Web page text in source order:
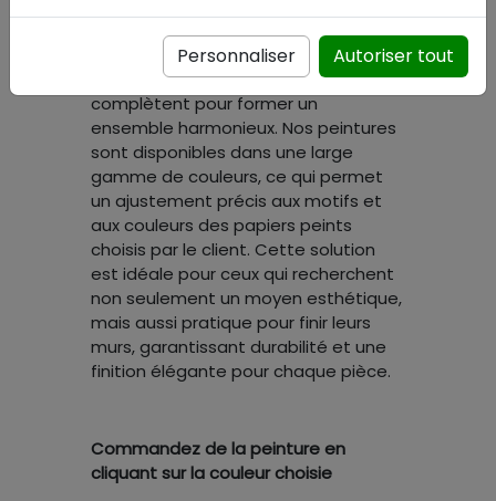
unique permet de créer un aspect
intérieur parfaitement cohérent, où la
peinture et le papier peint se
complètent pour former un
ensemble harmonieux. Nos peintures
sont disponibles dans une large
gamme de couleurs, ce qui permet
un ajustement précis aux motifs et
aux couleurs des papiers peints
choisis par le client. Cette solution
est idéale pour ceux qui recherchent
non seulement un moyen esthétique,
mais aussi pratique pour finir leurs
murs, garantissant durabilité et une
finition élégante pour chaque pièce.
Commandez de la peinture en
cliquant sur la couleur choisie
Personnaliser Autoriser tout